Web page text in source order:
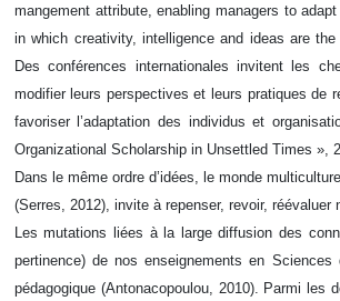
mangement attribute, enabling managers to
in which creativity, intelligence and ideas are
Des conférences internationales invitent les
modifier leurs perspectives et leurs pratiques de
favoriser l’adaptation des individus et
Organizational Scholarship in Unsettled Times »,
Dans le même ordre d’idées, le monde
(Serres, 2012), invite à repenser, revoir, réévaluer
Les mutations liées à la large diffusion des
pertinence) de nos enseignements en
pédagogique (Antonacopoulou, 2010). Parmi les